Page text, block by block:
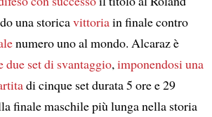
una storicavittoriain finale contro
numero uno al mondo. Alcaraz è
due set di svantaggio, imponendosi una
di cinque set durata 5 ore e 29
finale maschile più lunga nella storia